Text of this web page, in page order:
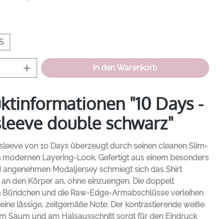
Anzahl: Gib den gewünschten Wert
In den Warenkorb
"10 Days -
double schwarz"
von 10 Days überzeugt durch seinen cleanen Slim-
modernen Layering-Look. Gefertigt aus einem besonders
angenehmen Modaljersey schmiegt sich das Shirt
den Körper an, ohne einzuengen. Die doppelt
Bündchen und die Raw-Edge-Armabschlüsse verleihen
lässige, zeitgemäße Note. Der kontrastierende weiße
Saum und am Halsausschnitt sorgt für den Eindruck